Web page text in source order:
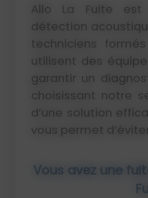
Allo La Fuite est
détection
techniciens
utilisent des
garantir un
choisissant notre
d’une solution
vous permet
Vous avez une